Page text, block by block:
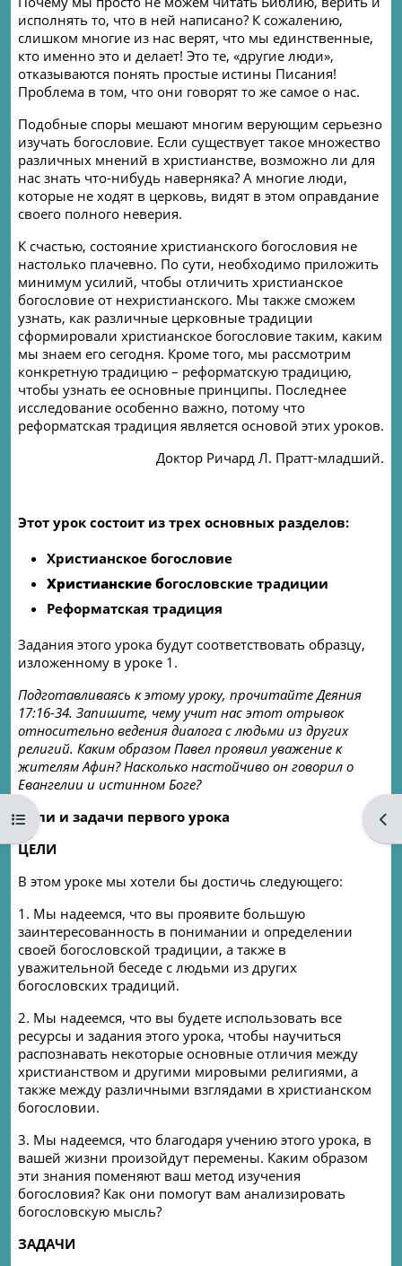
Open course index
исполнять то, что в ней написано? К сожалению,
слишком многие из нас верят, что мы единственные,
кто именно это и делает! Это те, «другие люди»,
отказываются понять простые истины Писания!
Проблема в том, что они говорят то же самое о нас.
Подобные споры мешают многим верующим серьезно
изучать богословие. Если существует такое множество
различных мнений в христианстве, возможно ли для
нас знать что-нибудь наверняка? А многие люди,
которые не ходят в церковь, видят в этом оправдание
своего полного неверия.
К счастью, состояние христианского богословия не
настолько плачевно. По сути, необходимо приложить
минимум усилий, чтобы отличить христианское
богословие от нехристианского. Мы также сможем
узнать, как различные церковные традиции
сформировали христианское богословие таким, каким
мы знаем его сегодня. Кроме того, мы рассмотрим
конкретную традицию – реформатскую традицию,
чтобы узнать ее основные принципы. Последнее
исследование особенно важно, потому что
реформатская традиция является основой этих уроков.
Доктор Ричард Л. Пратт-младший.
Этот урок состоит из трех основных разделов:
Христианское богословие
Христианские богословские традиции
Реформатская традиция
Задания этого урока будут соответствовать образцу,
изложенному в уроке 1.
Подготавливаясь к этому уроку, прочитайте Деяния
17:16-34. Запишите, чему учит нас этот отрывок
относительно ведения диалога с людьми из других
религий. Каким образом Павел проявил уважение к
жителям Афин? Насколько настойчиво он говорил о
Евангелии и истинном Боге?
Цели и задачи первого урока
ЦЕЛИ
В этом уроке мы хотели бы достичь следующего:
1. Мы надеемся, что вы проявите большую
заинтересованность в понимании и определении
своей богословской традиции, а также в
уважительной беседе с людьми из других
богословских традиций.
2. Мы надеемся, что вы будете использовать все
ресурсы и задания этого урока, чтобы научиться
распознавать некоторые основные отличия между
христианством и другими мировыми религиями, а
также между различными взглядами в христианском
богословии.
3. Мы надеемся, что благодаря учению этого урока, в
вашей жизни произойдут перемены. Каким образом
эти знания поменяют ваш метод изучения
богословия? Как они помогут вам анализировать
богословскую мысль?
ЗАДАЧИ